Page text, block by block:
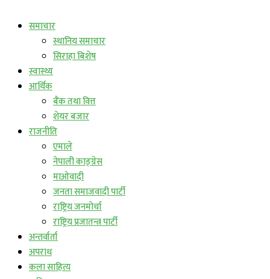
समाचार
स्थानिय समाचार
सिराहा बिशेष
स्वास्थ्य
आर्थिक
बैंक तथा वित्त
शेयर बजार
राजनीति
एमाले
नेपाली काङ्ग्रेस
माओवादी
जनता समाजवादी पार्टी
राष्ट्रिय जनमोर्चा
राष्ट्रिय प्रजातन्त्र पार्टी
अन्तर्वार्ता
अपराध
कला साहित्य